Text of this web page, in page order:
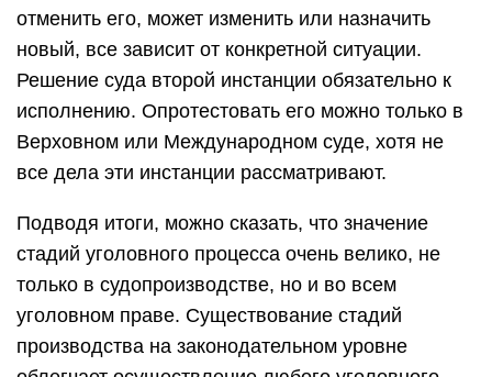
отменить его, может изменить или назначить
новый, все зависит от конкретной ситуации.
Решение суда второй инстанции обязательно к
исполнению. Опротестовать его можно только в
Верховном или Международном суде, хотя не
все дела эти инстанции рассматривают.
Подводя итоги, можно сказать, что значение
стадий уголовного процесса очень велико, не
только в судопроизводстве, но и во всем
уголовном праве. Существование стадий
производства на законодательном уровне